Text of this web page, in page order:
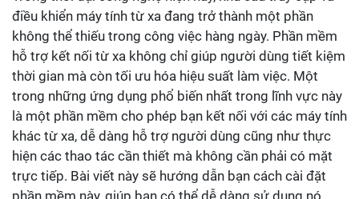
điều khiển máy tính từ xa đang trở thành một phần
không thể thiếu trong công việc hàng ngày. Phần mềm
hỗ trợ kết nối từ xa không chỉ giúp người dùng tiết kiệm
thời gian mà còn tối ưu hóa hiệu suất làm việc. Một
trong những ứng dụng phổ biến nhất trong lĩnh vực này
là một phần mềm cho phép bạn kết nối với các máy tính
khác từ xa, dễ dàng hỗ trợ người dùng cũng như thực
hiện các thao tác cần thiết mà không cần phải có mặt
trực tiếp. Bài viết này sẽ hướng dẫn bạn cách cài đặt
phần mềm này, giúp bạn có thể dễ dàng sử dụng nó